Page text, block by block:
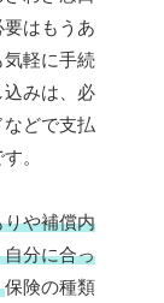
はもうあ
気軽に手続
込みは、必
どで支払
。
や補償内
分に合っ
保険の種類